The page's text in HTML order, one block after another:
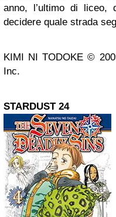
anno, l’ultimo di liceo,
decidere quale strada
KIMI NI TODOKE©
Inc.
STARDUST 24